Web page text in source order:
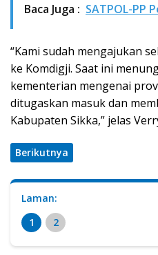
Baca Juga : SATPOL-PP
“Kami sudah mengajukan
ke Komdigji. Saat ini
kementerian mengenai
ditugaskan masuk dan
Kabupaten Sikka,” jelas
Berikutnya
Laman:
1
2